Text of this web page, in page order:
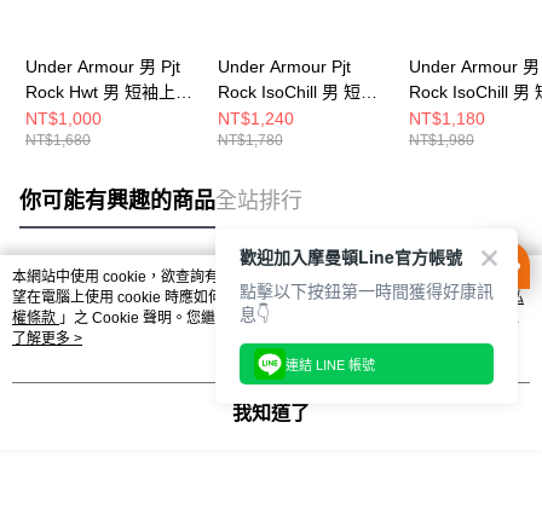
Under Armour 男 Pjt
Rock Hwt 男 短袖上衣
1389950-100
NT$1,000
NT$1,680
Under Armour Pjt
Rock IsoChill 男 短袖
上衣 6007149-001
NT$1,240
NT$1,780
Under Armour
Rock IsoChill 男
上衣 1389956-
NT$1,180
NT$1,980
你可能有興趣的商品全站排行
熱門標籤
本網站中使用 cookie，欲查詢有關本網站使用 cookie 方式之詳情，及若您不希
望在電腦上使用 cookie 時應如何變更電腦的 cookie 設定，請參閱本網站「
隱私
權條款 」之 Cookie 聲明。您繼續使用本網站即表示您同意本公司得按本網站使
用條款之 Cookie 聲明使用 cookie。
了解更多 >
我知道了
歡迎加入摩曼頓Line官方帳號
點擊以下按鈕第一時間獲得好康訊
息👇
連結 LINE 帳號